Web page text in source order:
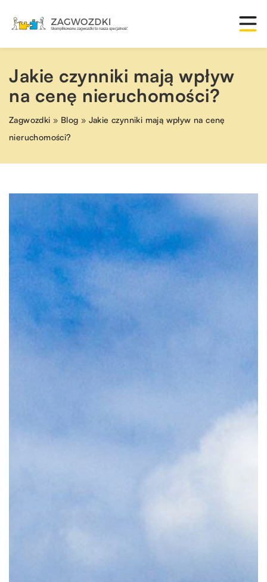
Jakie czynniki mają wpływ
na cenę nieruchomości?
Zagwozdki » Blog » Jakie czynniki mają wpływ na cenę
nieruchomości?